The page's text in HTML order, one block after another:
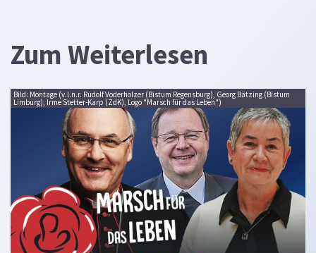
Zum Weiterlesen
Bild: Montage (v.l.n.r. Rudolf Voderholzer (Bistum Regensburg), Georg Bätzing (Bistum
Limburg), Irme Stetter-Karp (ZdK), Logo "Marsch für das Leben")